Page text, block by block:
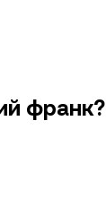
франк?